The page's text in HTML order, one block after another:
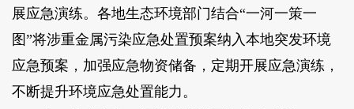
展应急演练。各地生态环境部门结合“一河一策一
图”将涉重金属污染应急处置预案纳入本地突发环境
应急预案，加强应急物资储备，定期开展应急演练，
不断提升环境应急处置能力。